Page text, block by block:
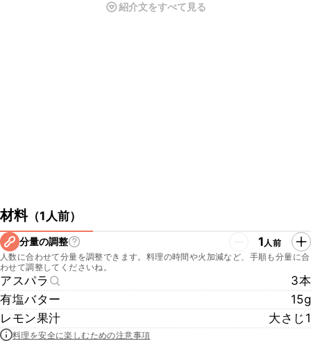
バツグン、とっても簡単なので、あと1品ほしい時にぴったりです。
紹介文をすべて見る
材料（1人前）
分量の調整 1人前
人数に合わせて分量を調整できます。料理の時間や火加減など、手順も分量に合
わせて調整してくださいね。
アスパラ
3本
有塩バター
15g
レモン果汁
大さじ1
料理を安全に楽しむための注意事項